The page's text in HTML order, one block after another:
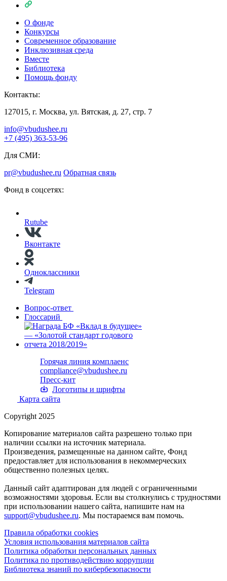
О фонде
Конкурсы
Современное образование
Инклюзивная среда
Вместе
Библиотека
Помощь фонду
Контакты:
127015, г. Москва, ул. Вятская, д. 27, стр. 7
info@vbudushee.ru
+7 (495) 363-53-96
Для СМИ:
pr@vbudushee.ru Обратная связь
Фонд в соцсетях:
Rutube
Вконтакте
Одноклассники
Telegram
Вопрос-ответ
Глоссарий
Горячая линия комплаенс
compliance@vbudushee.ru
Пресс-кит
Логотипы и шрифты
Карта сайта
Copyright 2025
Копирование материалов сайта разрешено только при
наличии ссылки на источник материала.
Произведения, размещенные на данном сайте, Фонд
предоставляет для использования в некоммерческих
общественно полезных целях.
Данный сайт адаптирован для людей с ограниченными
возможностями здоровья. Если вы столкнулись с трудностями
при использовании нашего сайта, напишите нам на
support@vbudushee.ru. Мы постараемся вам помочь.
Правила обработки cookies
Условия использования материалов сайта
Политика обработки персональных данных
Политика по противодействию коррупции
Библиотека знаний по кибербезопасности